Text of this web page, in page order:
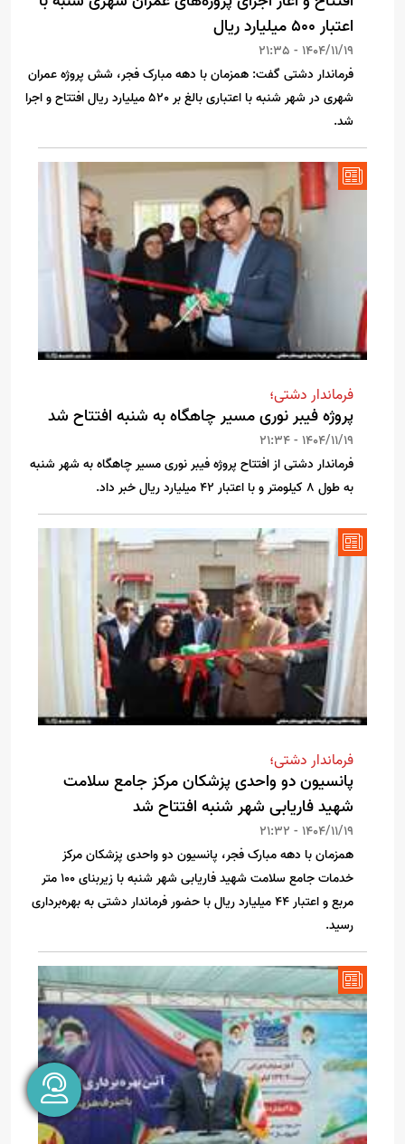
اعتبار ۵۰۰ میلیارد ریال
1404/11/19 - 21:35
فرماندار دشتی گفت: همزمان با دهه مبارک فجر، شش پروژه عمران
شهری در شهر شنبه با اعتباری بالغ بر 520 میلیارد ریال افتتاح و اجرا
شد.
فرماندار دشتی؛
پروژه فیبر نوری مسیر چاهگاه به شنبه افتتاح شد
1404/11/19 - 21:34
فرماندار دشتی از افتتاح پروژه فیبر نوری مسیر چاهگاه به شهر شنبه
به طول ۸ کیلومتر و با اعتبار ۴۲ میلیارد ریال خبر داد.
فرماندار دشتی؛
پانسیون دو واحدی پزشکان مرکز جامع سلامت
شهید فاریابی شهر شنبه افتتاح شد
1404/11/19 - 21:32
همزمان با دهه مبارک فجر، پانسیون دو واحدی پزشکان مرکز
خدمات جامع سلامت شهید فاریابی شهر شنبه با زیربنای ۱۰۰ متر
مربع و اعتبار ۴۴ میلیارد ریال با حضور فرماندار دشتی به بهره‌برداری
رسید.